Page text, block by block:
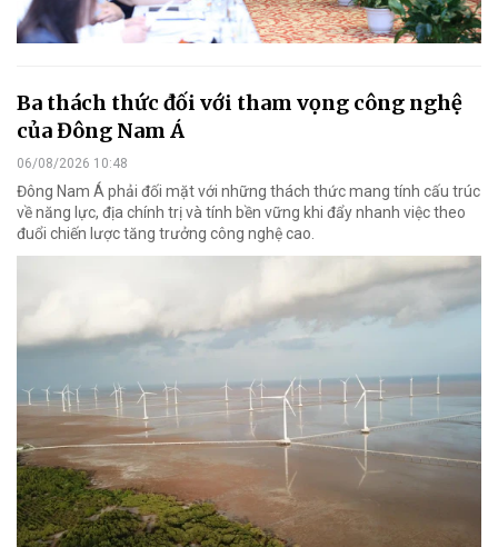
Ba thách thức đối với tham vọng công nghệ
của Đông Nam Á
06/08/2026 10:48
Đông Nam Á phải đối mặt với những thách thức mang tính cấu trúc
về năng lực, địa chính trị và tính bền vững khi đẩy nhanh việc theo
đuổi chiến lược tăng trưởng công nghệ cao.